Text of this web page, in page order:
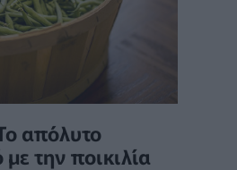
απόλυτο
την ποικιλία